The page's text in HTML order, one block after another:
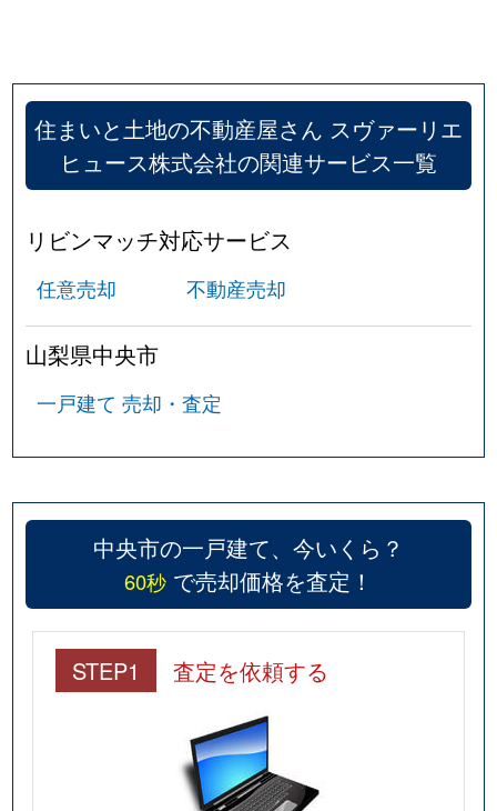
住まいと土地の不動産屋さん スヴァーリエ
ヒュース株式会社の関連サービス一覧
リビンマッチ対応サービス
任意売却 不動産売却
山梨県中央市
一戸建て 売却・査定
中央市の一戸建て、今いくら？
60秒 で売却価格を査定！
STEP1 査定を依頼する